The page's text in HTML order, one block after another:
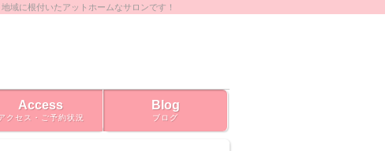
域に根付いたアットホームなサロンです！
Access
クセス・ご予約状況
Blog
ブログ